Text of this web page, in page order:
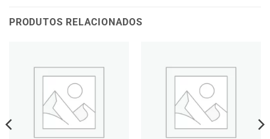
PRODUTOS RELACIONADOS